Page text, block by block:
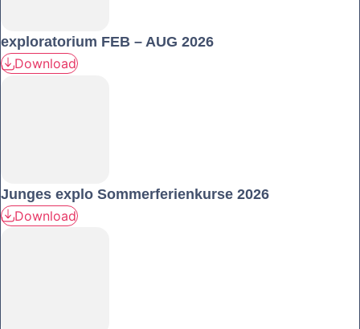
exploratorium FEB – AUG 2026
Download
Junges explo Sommerferienkurse 2026
Download